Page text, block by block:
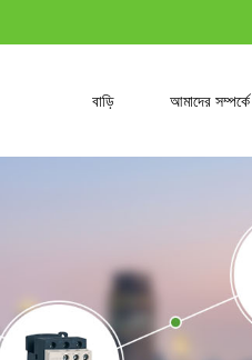
বাড়ি আমাদের সম্পর্কে